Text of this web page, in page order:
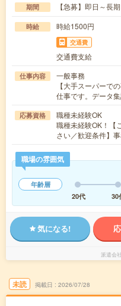
期間 【急募】即日～長
時給 時給1500円
交通費
交通費支給
仕事内容
一般事務
【大手スーパーで
仕事です。データ
応募資格
職種未経験OK
職種未経験OK！【
さい／歓迎条件】
職場の雰囲気
年齢層
20代
30
気になる!
派遣会社
未読 掲載日 2026/07/28